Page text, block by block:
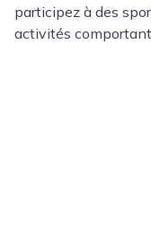
participez à des
activités